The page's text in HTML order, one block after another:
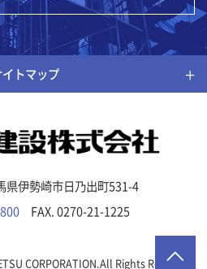
イトマップ
伊勢崎市日乃出町531-4
FAX. 0270-21-1225
CORPORATION.All Rights Reserved